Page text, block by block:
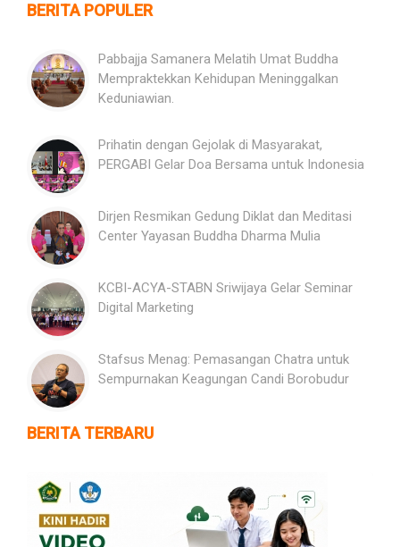
BERITA POPULER
Pabbajja Samanera Melatih Umat Buddha
Mempraktekkan Kehidupan Meninggalkan
Keduniawian.
Prihatin dengan Gejolak di Masyarakat,
PERGABI Gelar Doa Bersama untuk Indonesia
Dirjen Resmikan Gedung Diklat dan Meditasi
Center Yayasan Buddha Dharma Mulia
KCBI-ACYA-STABN Sriwijaya Gelar Seminar
Digital Marketing
Stafsus Menag: Pemasangan Chatra untuk
Sempurnakan Keagungan Candi Borobudur
BERITA TERBARU